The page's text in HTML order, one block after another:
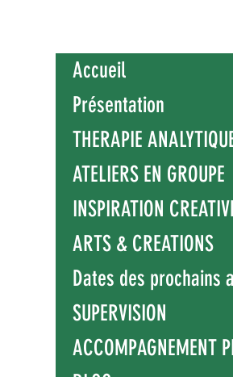
Accueil
Présentation
THERAPIE
ATELIERS EN GROUPE
INSPIRATION
ARTS & CREATIONS
Dates des prochains
SUPERVISION
ACCOMPAGNEMENT